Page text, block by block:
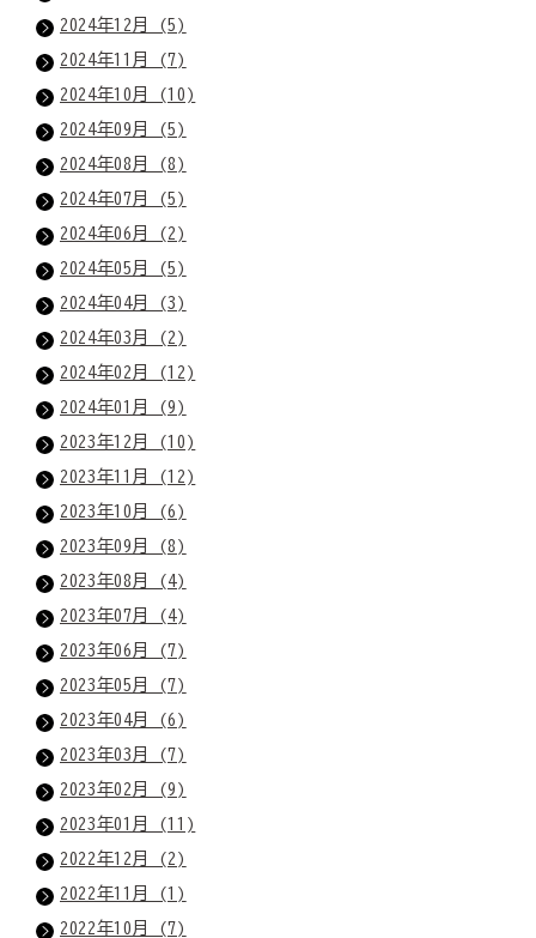
2024年12月 (5)
2024年11月 (7)
2024年10月 (10)
2024年09月 (5)
2024年08月 (8)
2024年07月 (5)
2024年06月 (2)
2024年05月 (5)
2024年04月 (3)
2024年03月 (2)
2024年02月 (12)
2024年01月 (9)
2023年12月 (10)
2023年11月 (12)
2023年10月 (6)
2023年09月 (8)
2023年08月 (4)
2023年07月 (4)
2023年06月 (7)
2023年05月 (7)
2023年04月 (6)
2023年03月 (7)
2023年02月 (9)
2023年01月 (11)
2022年12月 (2)
2022年11月 (1)
2022年10月 (7)